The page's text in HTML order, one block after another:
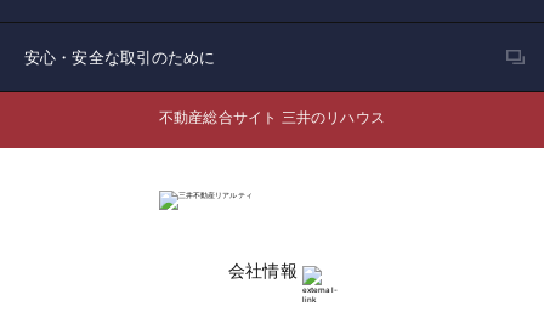
安心・安全な取引のために
不動産総合サイト 三井のリハウス
会社情報